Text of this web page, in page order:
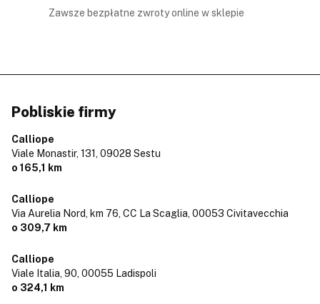
Zawsze bezpłatne zwroty online w sklepie
Pobliskie firmy
Calliope
Viale Monastir, 131, 09028 Sestu
o 165,1 km
Calliope
Via Aurelia Nord, km 76, CC La Scaglia, 00053 Civitavecchia
o 309,7 km
Calliope
Viale Italia, 90, 00055 Ladispoli
o 324,1 km